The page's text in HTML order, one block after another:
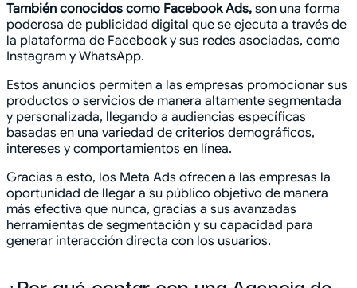
También conocidos como Facebook Ads, son una forma
poderosa de publicidad digital que se ejecuta a través de
la plataforma de Facebook y sus redes asociadas, como
Instagram y WhatsApp.
Estos anuncios permiten a las empresas promocionar sus
productos o servicios de manera altamente segmentada
y personalizada, llegando a audiencias específicas
basadas en una variedad de criterios demográficos,
intereses y comportamientos en línea.
Gracias a esto, los Meta Ads ofrecen a las empresas la
oportunidad de llegar a su público objetivo de manera
más efectiva que nunca, gracias a sus avanzadas
herramientas de segmentación y su capacidad para
generar interacción directa con los usuarios.